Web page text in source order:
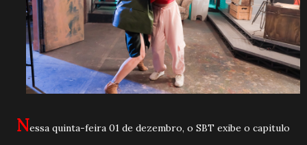
Nessa quinta-feira 01 de dezembro, o SBT exibe o capitulo